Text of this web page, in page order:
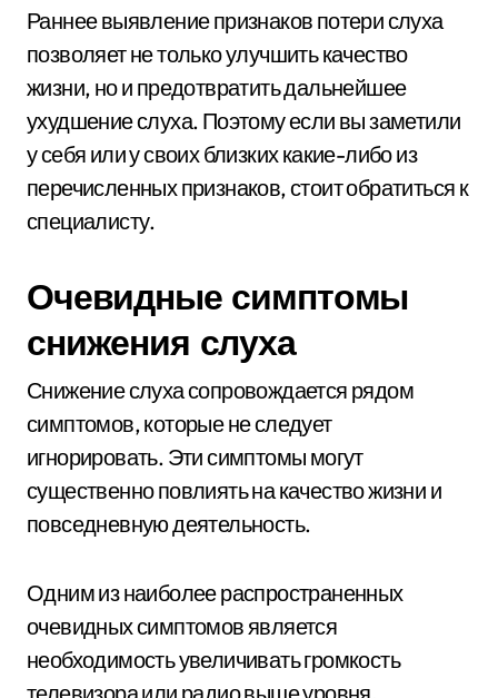
Раннее выявление признаков потери слуха
позволяет не только улучшить качество
жизни, но и предотвратить дальнейшее
ухудшение слуха. Поэтому если вы заметили
у себя или у своих близких какие-либо из
перечисленных признаков, стоит обратиться к
специалисту.
Очевидные симптомы
снижения слуха
Снижение слуха сопровождается рядом
симптомов, которые не следует
игнорировать. Эти симптомы могут
существенно повлиять на качество жизни и
повседневную деятельность.
Одним из наиболее распространенных
очевидных симптомов является
необходимость увеличивать громкость